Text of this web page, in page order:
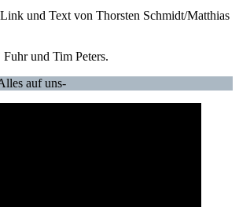
und Text von Thorsten Schmidt/Matthias
und Tim Peters.
auf uns-